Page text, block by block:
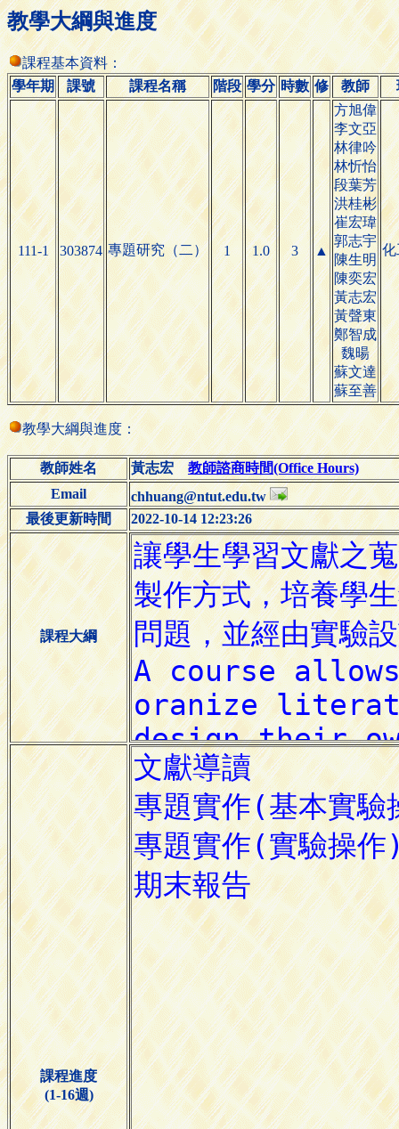
教學大綱與進度
課程基本資料：
學年期
課號 課程名稱 階段 學分 時數 修 教師
111-1 303874 專題研究（二） 1 1.0 3 ▲
方旭偉
李文亞
林律吟
林忻怡
段葉芳
洪桂彬
崔宏瑋
郭志宇
陳生明
陳奕宏
黃志宏
黃聲東
鄭智成
魏暘
蘇文達
蘇至善
化
教學大綱與進度：
教師姓名 黃志宏教師諮商時間(Office Hours)
Email
chhuang@ntut.edu.tw
最後更新時間
2022-10-14 12:23:26
課程大綱
課程進度
(1-16週)